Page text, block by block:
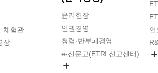
체험관
상
윤리헌장
인권경영
청렴·반부패경영
e-신문고(ETRI 신고센터)
연